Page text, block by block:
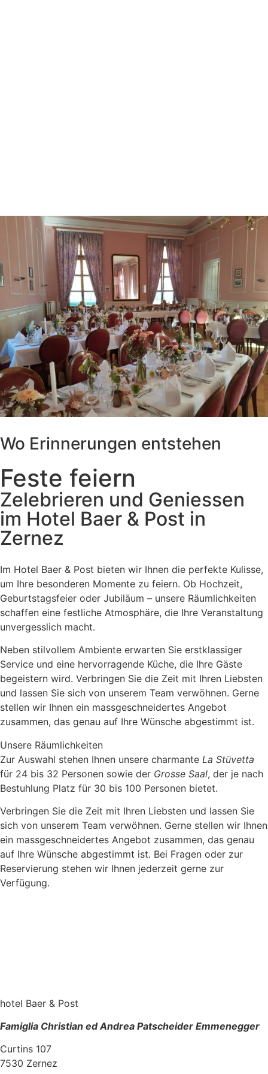
Wo Erinnerungen entstehen
Feste feiern
Zelebrieren und Geniessen
im Hotel Baer & Post in
Zernez
Im Hotel Baer & Post bieten wir Ihnen die perfekte Kulisse,
um Ihre besonderen Momente zu feiern. Ob Hochzeit,
Geburtstagsfeier oder Jubiläum – unsere Räumlichkeiten
schaffen eine festliche Atmosphäre, die Ihre Veranstaltung
unvergesslich macht.
Neben stilvollem Ambiente erwarten Sie erstklassiger
Service und eine hervorragende Küche, die Ihre Gäste
begeistern wird. Verbringen Sie die Zeit mit Ihren Liebsten
und lassen Sie sich von unserem Team verwöhnen. Gerne
stellen wir Ihnen ein massgeschneidertes Angebot
zusammen, das genau auf Ihre Wünsche abgestimmt ist.
Unsere Räumlichkeiten
Zur Auswahl stehen Ihnen unsere charmante La Stüvetta
für 24 bis 32 Personen sowie der Grosse Saal, der je nach
Bestuhlung Platz für 30 bis 100 Personen bietet.
Verbringen Sie die Zeit mit Ihren Liebsten und lassen Sie
sich von unserem Team verwöhnen. Gerne stellen wir Ihnen
ein massgeschneidertes Angebot zusammen, das genau
auf Ihre Wünsche abgestimmt ist. Bei Fragen oder zur
Reservierung stehen wir Ihnen jederzeit gerne zur
Verfügung.
hotel Baer & Post
Famiglia Christian ed Andrea Patscheider Emmenegger
Curtins 107
7530 Zernez